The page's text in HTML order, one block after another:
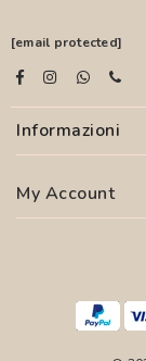
[email protected]
Informazioni
My Account